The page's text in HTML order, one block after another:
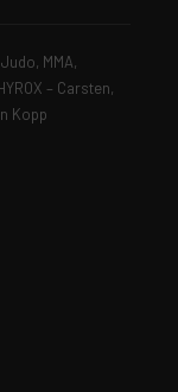
MMA,
– Carsten,
Kopp